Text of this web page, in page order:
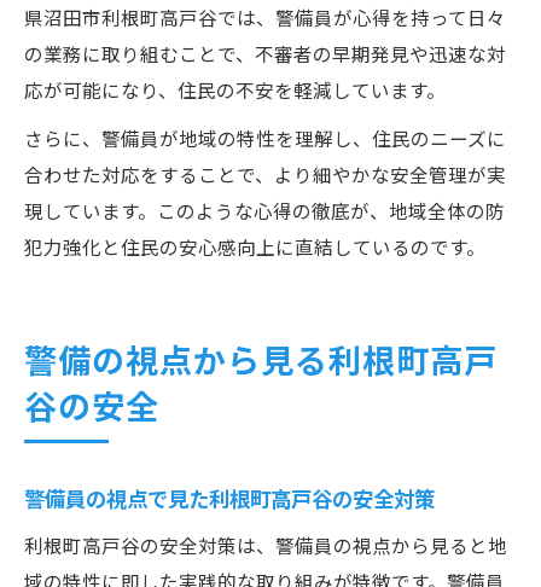
県沼田市利根町高戸谷では、警備員が心得を持って日々
の業務に取り組むことで、不審者の早期発見や迅速な対
応が可能になり、住民の不安を軽減しています。
さらに、警備員が地域の特性を理解し、住民のニーズに
合わせた対応をすることで、より細やかな安全管理が実
現しています。このような心得の徹底が、地域全体の防
犯力強化と住民の安心感向上に直結しているのです。
警備の視点から見る利根町高戸
谷の安全
警備員の視点で見た利根町高戸谷の安全対策
利根町高戸谷の安全対策は、警備員の視点から見ると地
域の特性に即した実践的な取り組みが特徴です。警備員